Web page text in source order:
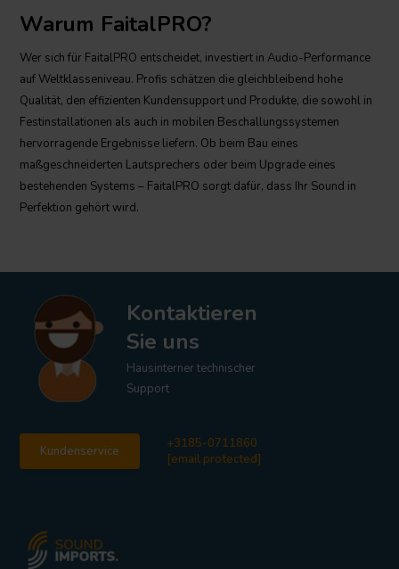
Warum FaitalPRO?
Wer sich für FaitalPRO entscheidet, investiert in Audio-Performance
auf Weltklasseniveau. Profis schätzen die gleichbleibend hohe
Qualität, den effizienten Kundensupport und Produkte, die sowohl in
Festinstallationen als auch in mobilen Beschallungssystemen
hervorragende Ergebnisse liefern. Ob beim Bau eines
maßgeschneiderten Lautsprechers oder beim Upgrade eines
bestehenden Systems – FaitalPRO sorgt dafür, dass Ihr Sound in
Perfektion gehört wird.
Kontaktieren
Sie uns
Hausinterner technischer
Support
Kundenservice
+3185-0711860
[email protected]